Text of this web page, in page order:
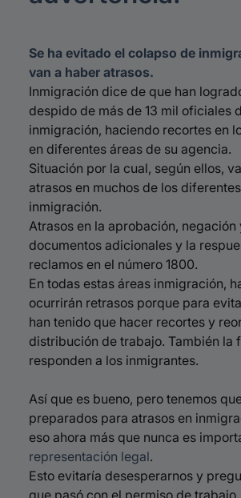
Se ha evitado el colapso de
van a haber atrasos.
Inmigración dice de que han
despido de más de 13 mil oficiales
inmigración, haciendo recortes en
en diferentes áreas de su agencia.
Situación por la cual, según ellos,
atrasos en muchos de los
inmigración.
Atrasos en la aprobación,
documentos adicionales y la
reclamos en el número 1800.
En todas estas áreas inmigración,
ocurrirán retrasos porque para
han tenido que hacer recortes y
distribución de trabajo. También la
responden a los inmigrantes.
Así que es bueno, pero tenemos
preparados para atrasos en
eso ahora más que nunca es
representación legal.
Esto evitaría desesperarnos y
que pasó con el permiso de